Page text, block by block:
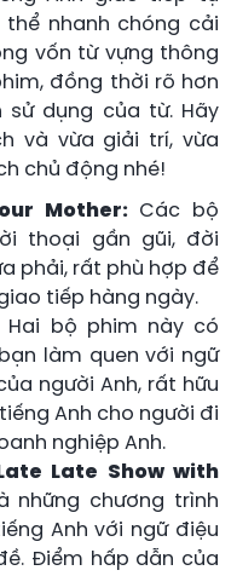
thể nhanh chóng cải
vốn từ vựng thông
đồng thời rõ hơn
sử dụng của từ. Hãy
và vừa giải trí, vừa
chủ động nhé!
Mother:Các bộ
thoại gần gũi, đời
phải, rất phù hợp để
tiếp hàng ngày.
Hai bộ phim này có
làm quen với ngữ
người Anh, rất hữu
Anh cho người đi
nghiệp Anh.
Late Show with
những chương trình
Anh với ngữ điệu
Điểm hấp dẫn của